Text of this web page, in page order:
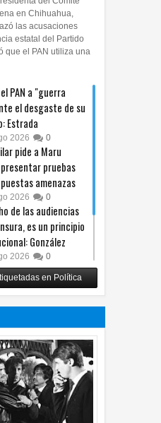
en Chihuahua,
las acusaciones
estatal del Partido
que el PAN utiliza una
PAN a "guerra
el desgaste de su
Estrada
2026 0
pide a Maru
presentar pruebas
amenazas
2026 0
de las audiencias
es un principio
González
2026 0
programa
del PRI en
en Política